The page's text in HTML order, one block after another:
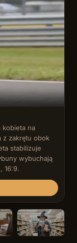
kobieta na
z zakrętu obok
stabilizuje
wybuchają
16:9.